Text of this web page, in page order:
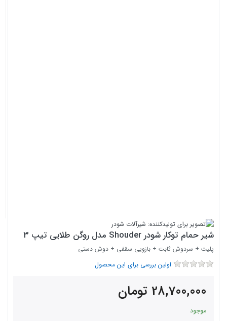
شیر حمام توکار شودر Shouder مدل روگن طلایی تیپ 3
پلیت + سردوش ثابت + بازویی سقفی + دوش دستی
اولین بررسی برای این محصول
28,700,000 تومان
موجود